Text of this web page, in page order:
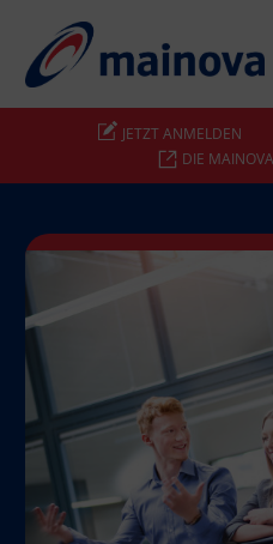
JETZT ANMELDEN
DIE